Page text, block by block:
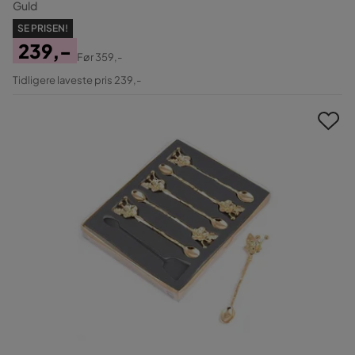
Guld
SE PRISEN!
Pris
239,-
Original
Før359,-
Tidligere laveste pris 239,-